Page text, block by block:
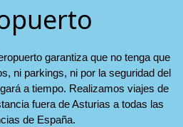
garantiza que no tenga que
ni parkings, ni por la seguridad del
a tiempo. Realizamos viajes de
fuera de Asturias a todas las
de España.